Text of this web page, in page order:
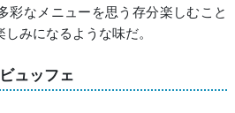
彩なメニューを思う存分楽しむこと
みになるような味だ。
ュッフェ